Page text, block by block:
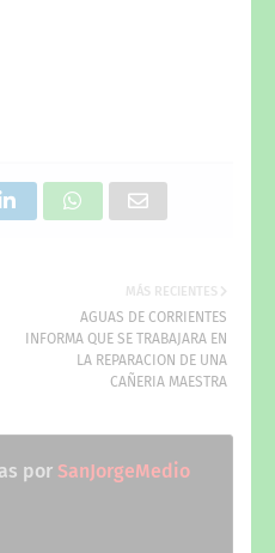
MÁS RECIENTES
AGUAS DE CORRIENTES
INFORMA QUE SE TRABAJARA EN
LA REPARACION DE UNA
CAÑERIA MAESTRA
por SanJorgeMedio